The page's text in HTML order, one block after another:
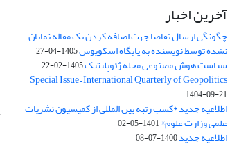
آخرین اخبار
چگونگی ارسال تقاضا جهت اضافه کردن یک مقاله نمایان
نشده توسط نویسنده به پایگاه اسکوپوس1405-04-27
سیاست هوش مصنوعی مجله ژئوپلیتیک1405-02-22
Special Issue – International Quarterly of Geopolitics
1404-09-21
اطلاعیه جدید *کسب رتبه بین المللی از کمیسیون نشریات
علمی وزارت علوم*1401-05-02
اطلاعیه جدید1400-07-08